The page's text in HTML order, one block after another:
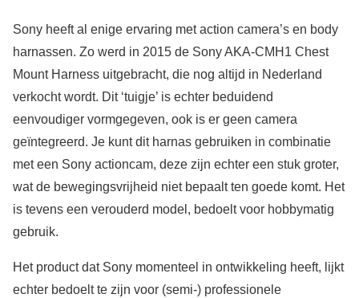
Sony heeft al enige ervaring met action camera’s en body
harnassen. Zo werd in 2015 de Sony AKA-CMH1 Chest
Mount Harness uitgebracht, die nog altijd in Nederland
verkocht wordt. Dit ‘tuigje’ is echter beduidend
eenvoudiger vormgegeven, ook is er geen camera
geïntegreerd. Je kunt dit harnas gebruiken in combinatie
met een Sony actioncam, deze zijn echter een stuk groter,
wat de bewegingsvrijheid niet bepaalt ten goede komt. Het
is tevens een verouderd model, bedoelt voor hobbymatig
gebruik.
Het product dat Sony momenteel in ontwikkeling heeft, lijkt
echter bedoelt te zijn voor (semi-) professionele